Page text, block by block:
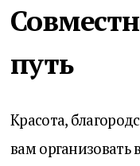
путь
Красота,
вам организовать